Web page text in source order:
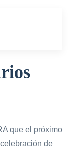
que el próximo
de